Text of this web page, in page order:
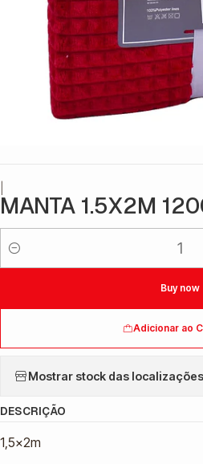
MANTA 1.5X2M
Quantidade
Adicionar ao
Buy now
Mostrar stock das localizações
DESCRIÇÃO
1,5x2m